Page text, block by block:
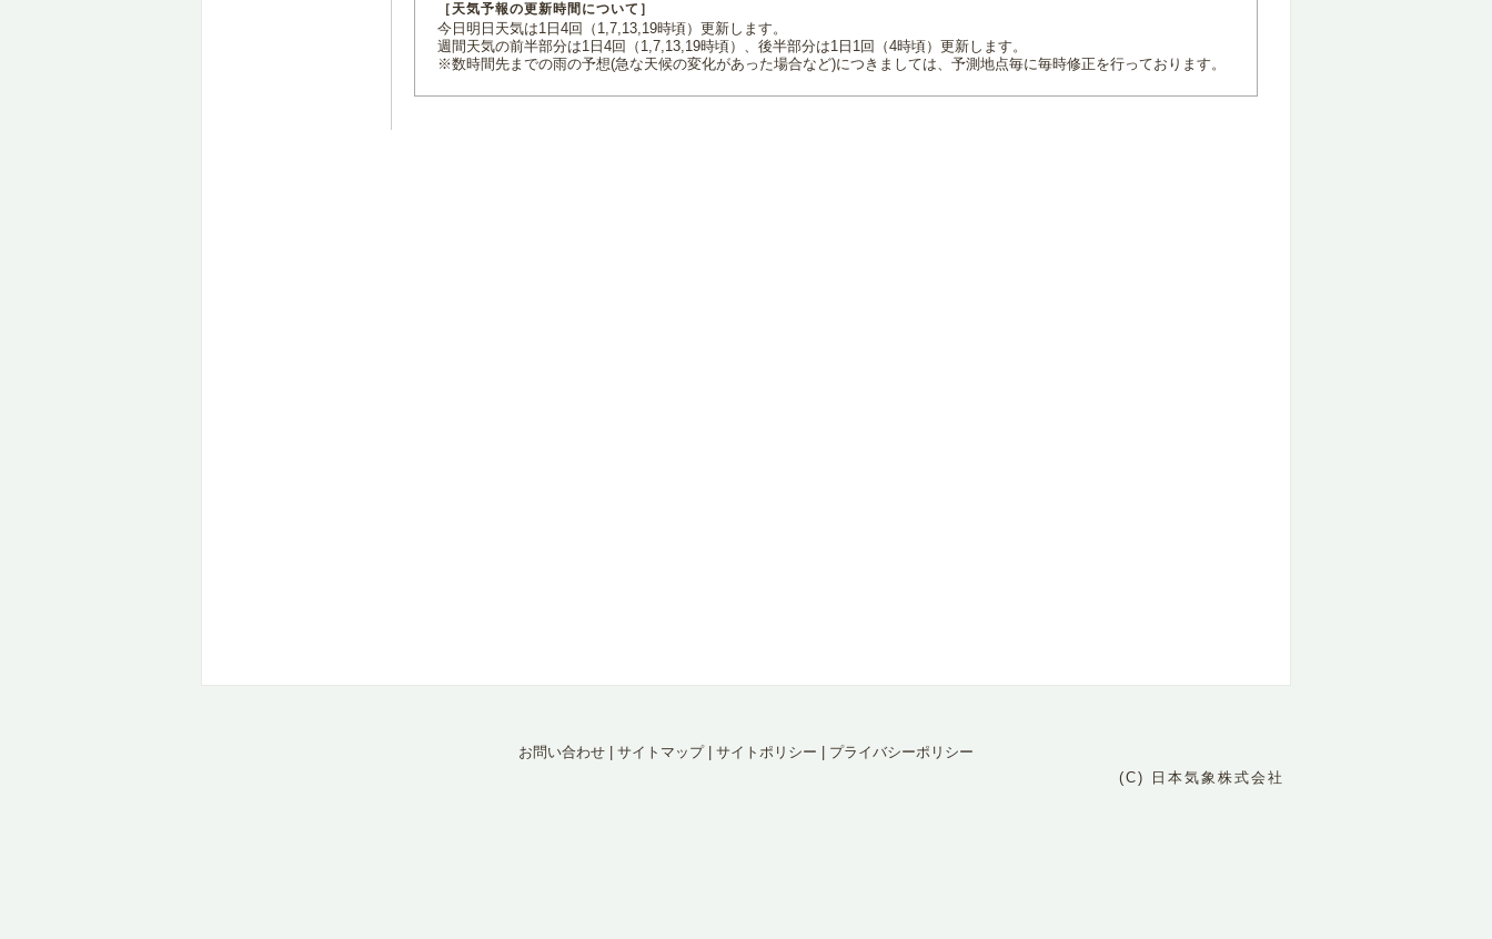
［天気予報の更新時間について］
今日明日天気は1日4回（1,7,13,19時頃）更新します。
週間天気の前半部分は1日4回（1,7,13,19時頃）、後半部分は1日1回（4時頃）更新します。
※数時間先までの雨の予想(急な天候の変化があった場合など)につきましては、予測地点毎に毎時修正を行っております。
お問い合わせ サイトマップ| サイトポリシー
プライバシーポリシー
(C) 日本気象株式会社